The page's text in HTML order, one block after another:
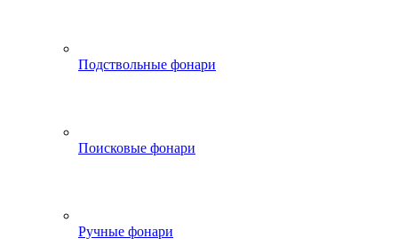
Подствольные фонари
Поисковые фонари
Ручные фонари